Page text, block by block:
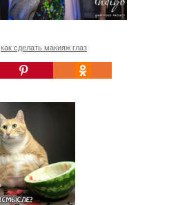
как сделать макияж глаз